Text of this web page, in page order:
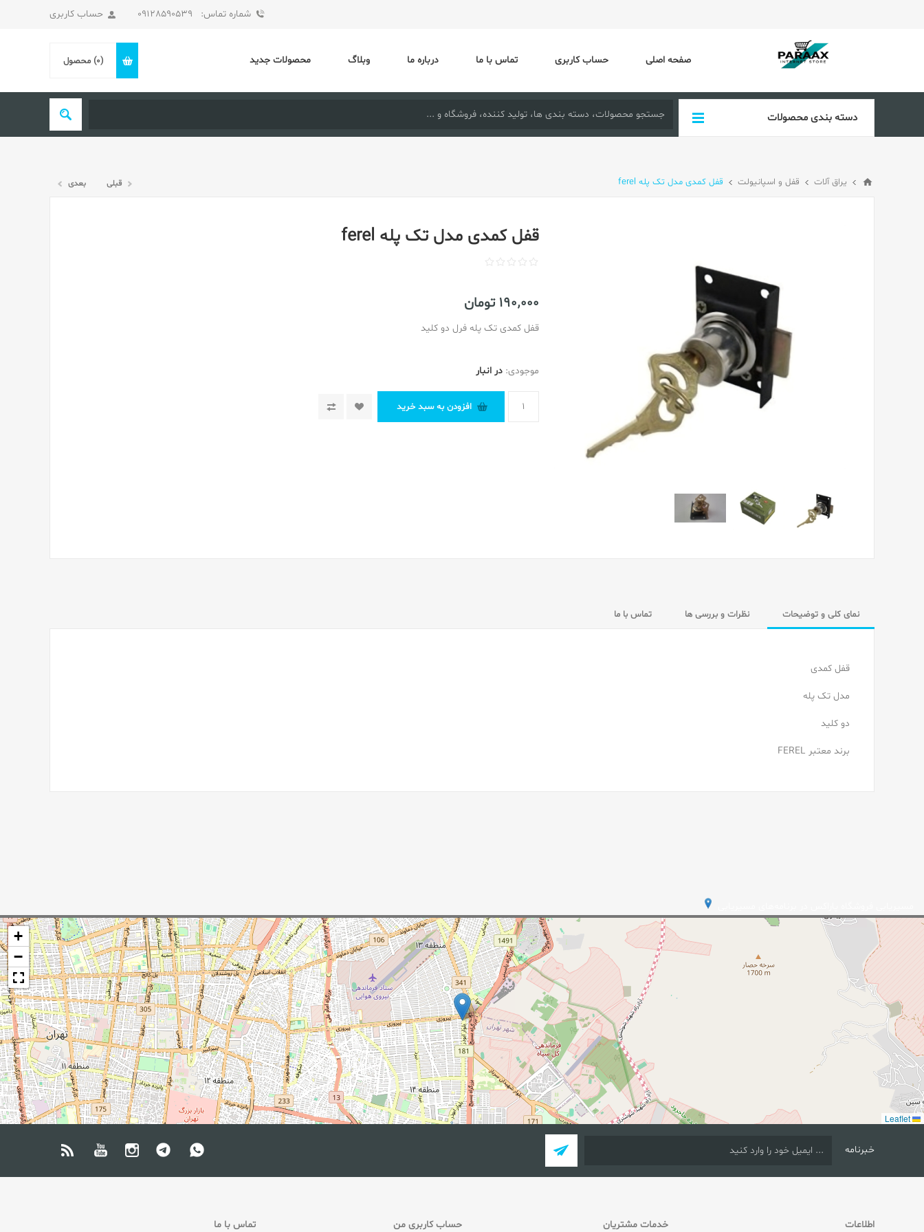
حساب کاربری شماره تماس: 09128590539
صفحه اصلی حساب کاربری تماس با ما درباره ما وبلاگ محصولات جدید (0) محصول
دسته بندی محصولات
یراق آلات قفل و اسپانیولت قفل کمدی مدل تک پله ferel قبلی بعدی
قفل کمدی مدل تک پله ferel
190٬000 تومان
قفل کمدی تک پله فرل دو کلید
موجودی: در انبار
افزودن به سبد خرید
نمای کلی و توضیحات نظرات و بررسی ها تماس با ما
قفل کمدی
مدل تک پله
دو کلید
برند معتبر FEREL
+
−
خبرنامه
اطلاعات خدمات مشتریان حساب کاربری من تماس با ما